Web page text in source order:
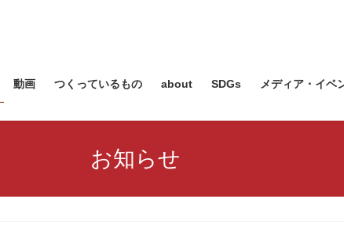
動画 つくっているもの about SDGs メディア・イベ
お知らせ